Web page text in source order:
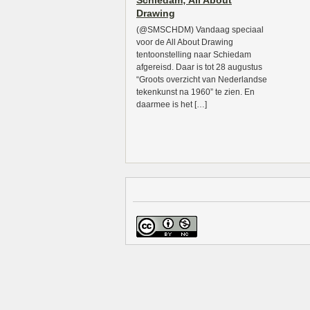
Drawing
(@SMSCHDM) Vandaag speciaal
voor de All About Drawing
tentoonstelling naar Schiedam
afgereisd. Daar is tot 28 augustus
“Groots overzicht van Nederlandse
tekenkunst na 1960” te zien. En
daarmee is het […]